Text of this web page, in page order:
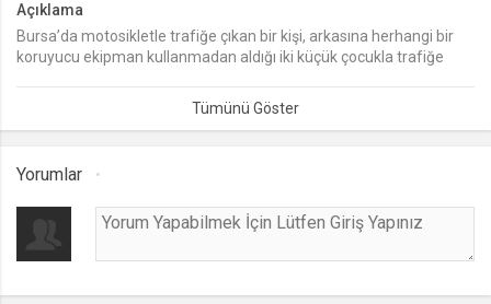
lang
.web.tv
Seçilen dil tercihini tutmak
.web.tv
Açıklama
Bursa’da motosikletle trafiğe çıkan bir kişi, arkasına herhangi bir
koruyucu ekipman kullanmadan aldığı iki küçük çocukla trafiğe
Yorumlar